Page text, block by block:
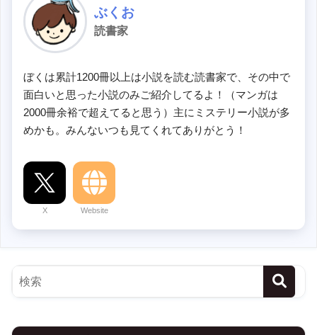
ぶくお
読書家
ぼくは累計1200冊以上は小説を読む読書家で、その中で
面白いと思った小説のみご紹介してるよ！（マンガは
2000冊余裕で超えてると思う）主にミステリー小説が多
めかも。みんないつも見てくれてありがとう！
X Website